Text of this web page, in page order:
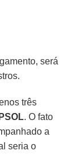
será
três
PSOL. O fato
a
seria o